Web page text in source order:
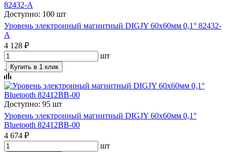
Доступно: 100 шт
Уровень электронный магнитный DIGJY 60x60мм 0,1° 82432-
A
4 128 ₽
шт
Купить в 1 клик
Доступно: 95 шт
Уровень электронный магнитный DIGJY 60x60мм 0,1°
Bluetooth 82412BB-00
4 674 ₽
шт